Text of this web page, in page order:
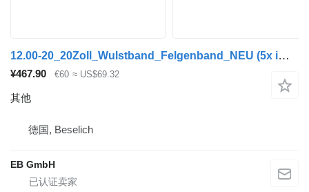
12.00-20_20Zoll_Wulstband_Felgenband_NEU (5x im Set)
¥467.90 €60 ≈ US$69.32
其他
德国, Beselich
EB GmbH